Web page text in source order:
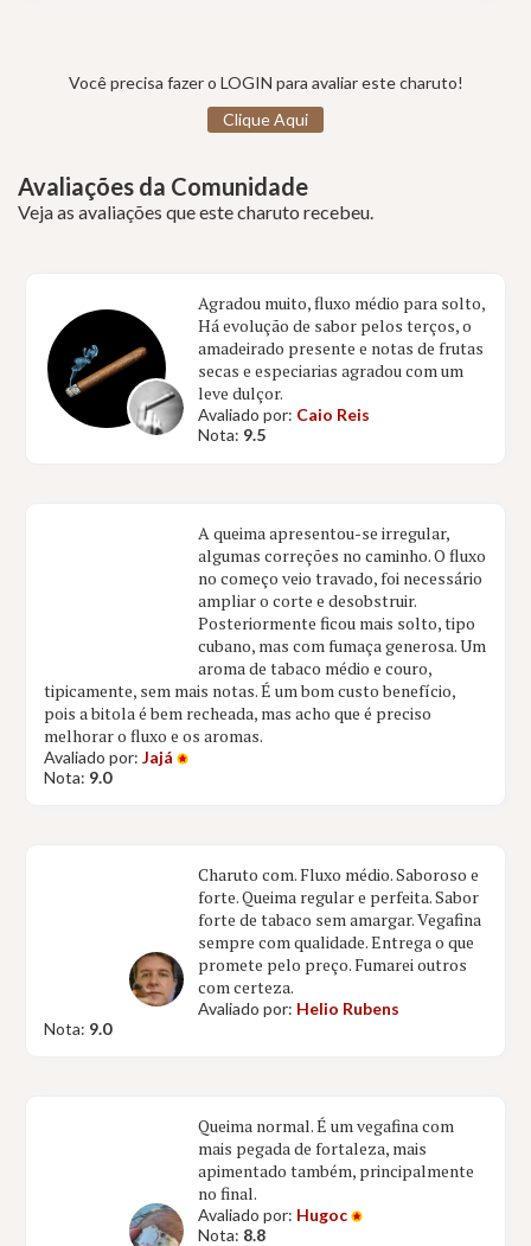
Você precisa fazer o LOGIN para avaliar este charuto!
Clique Aqui
Avaliações da Comunidade
Veja as avaliações que este charuto recebeu.
Agradou muito, fluxo médio para solto,
Há evolução de sabor pelos terços, o
amadeirado presente e notas de frutas
secas e especiarias agradou com um
leve dulçor.
Avaliado por: Caio Reis
Nota: 9.5
A queima apresentou-se irregular,
algumas correções no caminho. O fluxo
no começo veio travado, foi necessário
ampliar o corte e desobstruir.
Posteriormente ficou mais solto, tipo
cubano, mas com fumaça generosa. Um
aroma de tabaco médio e couro,
tipicamente, sem mais notas. É um bom custo benefício,
pois a bitola é bem recheada, mas acho que é preciso
melhorar o fluxo e os aromas.
Avaliado por:Jajá
Nota: 9.0
Charuto com. Fluxo médio. Saboroso e
forte. Queima regular e perfeita. Sabor
forte de tabaco sem amargar. Vegafina
sempre com qualidade. Entrega o que
promete pelo preço. Fumarei outros
com certeza.
Avaliado por: Helio Rubens
Nota: 9.0
Queima normal. É um vegafina com
mais pegada de fortaleza, mais
apimentado também, principalmente
no final.
Avaliado por: Hugoc
Nota: 8.8